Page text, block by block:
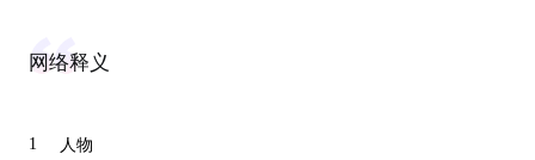
网络释义
1 人物